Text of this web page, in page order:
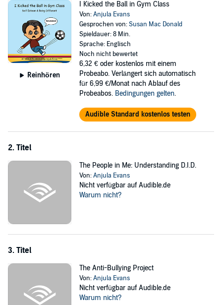
©2018 Anjula Evans (P)2020 Anjula Evans
Reinhören
I Kicked the Ball in Gym Class
Von:Anjula Evans
Gesprochen von:Susan Mac Donald
Spieldauer: 8 Min.
Sprache: Englisch
Noch nicht bewertet
6,32 € oder kostenlos mit einem
Probeabo. Verlängert sich automatisch
für 6,99 €/Monat nach Ablauf des
Probeabos. Bedingungen gelten.
Audible Standard kostenlos testen
2. Titel
The People in Me: Understanding D.I.D.
Von:Anjula Evans
Nicht verfügbar auf Audible.de
Warum nicht?
3. Titel
The Anti-Bullying Project
Von:Anjula Evans
Nicht verfügbar auf Audible.de
Warum nicht?